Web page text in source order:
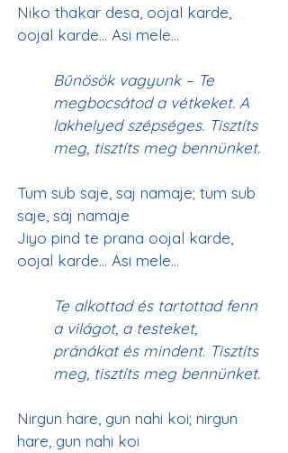
Niko thakar desa, oojal karde,
Bűnösök vagyunk – Te
megbocsátod a vétkeket. A
lakhelyed szépséges. Tisztíts
meg, tisztíts meg bennünket.
Tum sub saje, saj namaje; tum sub
saje, saj namaje
Jiyo pind te prana oojal karde,
Te alkottad és tartottad fenn
a világot, a testeket,
pránákat és mindent. Tisztíts
meg, tisztíts meg bennünket.
Nirgun hare, gun nahi koi; nirgun
hare, gun nahi koi